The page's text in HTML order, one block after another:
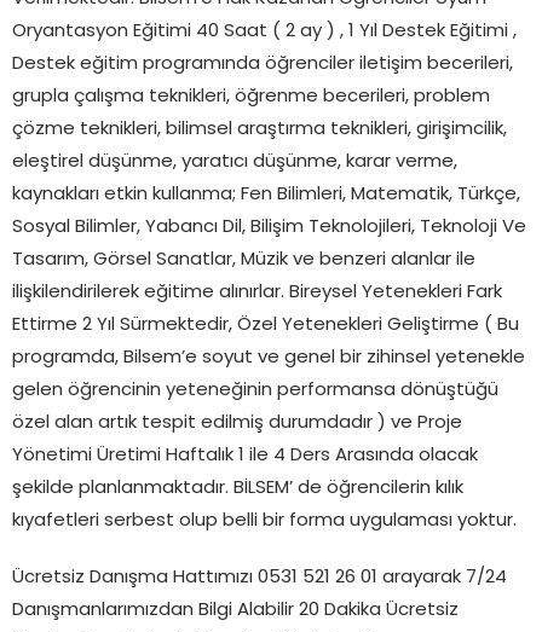
Oryantasyon Eğitimi 40 Saat ( 2 ay ) , 1 Yıl Destek Eğitimi ,
Destek eğitim programında öğrenciler iletişim becerileri,
grupla çalışma teknikleri, öğrenme becerileri, problem
çözme teknikleri, bilimsel araştırma teknikleri, girişimcilik,
eleştirel düşünme, yaratıcı düşünme, karar verme,
kaynakları etkin kullanma; Fen Bilimleri, Matematik, Türkçe,
Sosyal Bilimler, Yabancı Dil, Bilişim Teknolojileri, Teknoloji Ve
Tasarım, Görsel Sanatlar, Müzik ve benzeri alanlar ile
ilişkilendirilerek eğitime alınırlar. Bireysel Yetenekleri Fark
Ettirme 2 Yıl Sürmektedir, Özel Yetenekleri Geliştirme ( Bu
programda, Bilsem’e soyut ve genel bir zihinsel yetenekle
gelen öğrencinin yeteneğinin performansa dönüştüğü
özel alan artık tespit edilmiş durumdadır ) ve Proje
Yönetimi Üretimi Haftalık 1 ile 4 Ders Arasında olacak
şekilde planlanmaktadır. BİLSEM’ de öğrencilerin kılık
kıyafetleri serbest olup belli bir forma uygulaması yoktur.
Ücretsiz Danışma Hattımızı 0531 521 26 01 arayarak 7/24
Danışmanlarımızdan Bilgi Alabilir 20 Dakika Ücretsiz